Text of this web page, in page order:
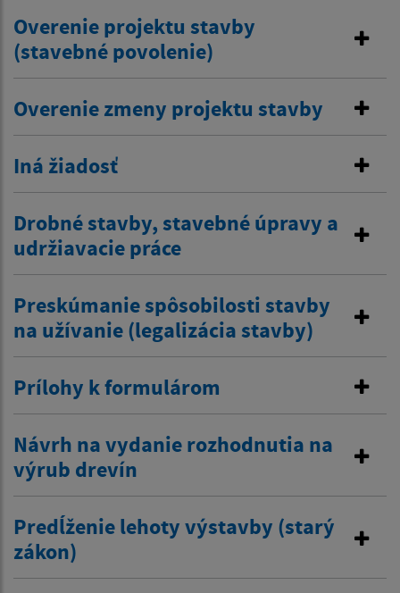
Overenie projektu stavby
(stavebné povolenie)
Overenie zmeny projektu stavby
Iná žiadosť
Drobné stavby, stavebné úpravy a
udržiavacie práce
Preskúmanie spôsobilosti stavby
na užívanie (legalizácia stavby)
Prílohy k formulárom
Návrh na vydanie rozhodnutia na
výrub drevín
Predĺženie lehoty výstavby (starý
zákon)